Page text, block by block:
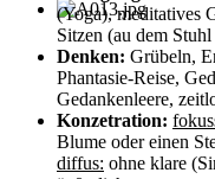
(Yoga), meditatives
Sitzen (au dem
Denken: Grübeln,
Phantasie-Reise,
Gedankenleere,
Konzetration:
Blume oder einen
diffus: ohne klare